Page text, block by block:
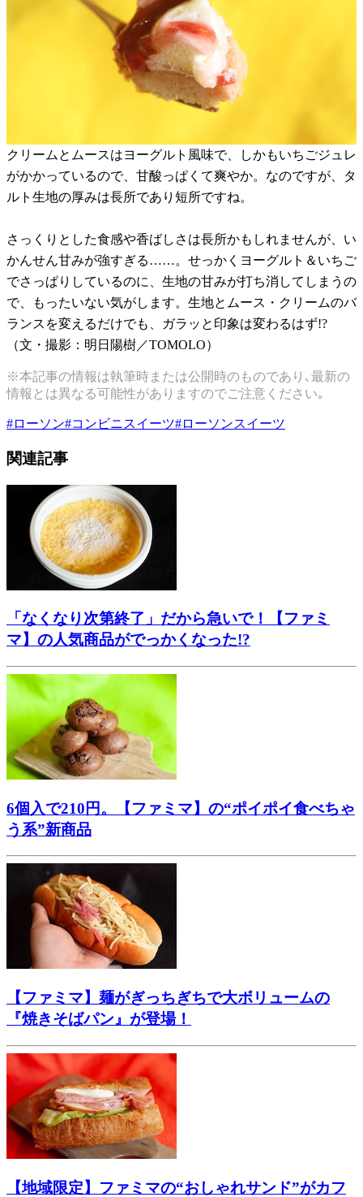
クリームとムースはヨーグルト風味で、しかもいちごジュレ
がかかっているので、甘酸っぱくて爽やか。なのですが、タ
ルト生地の厚みは長所であり短所ですね。
さっくりとした食感や香ばしさは長所かもしれませんが、い
かんせん甘みが強すぎる……。せっかくヨーグルト＆いちご
でさっぱりしているのに、生地の甘みが打ち消してしまうの
で、もったいない気がします。生地とムース・クリームのバ
ランスを変えるだけでも、ガラッと印象は変わるはず!?
（文・撮影：明日陽樹／TOMOLO）
※本記事の情報は執筆時または公開時のものであり､最新の
情報とは異なる可能性がありますのでご注意ください｡
#ローソン#コンビニスイーツ#ローソンスイーツ
関連記事
「なくなり次第終了」だから急いで！【ファミ
マ】の人気商品がでっかくなった!?
6個入で210円。【ファミマ】の“ポイポイ食べちゃ
う系”新商品
【ファミマ】麺がぎっちぎちで大ボリュームの
『焼きそばパン』が登場！
【地域限定】ファミマの“おしゃれサンド”がカフ